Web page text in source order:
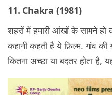
11. Chakra (1981)
शहरों में हमारी आंखों के सामने हो
कहानी कहती है ये फ़िल्म. गांव
कितना अच्छा या बदतर होता है,